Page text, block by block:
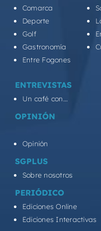
Comarca
Deporte
Golf
Gastronomía
Entre Fogones
ENTREVISTAS
Un café con...
OPINIÓN
Opinión
SGPLUS
Sobre nosotros
PERIÓDICO
Ediciones Online
Ediciones Interactivas